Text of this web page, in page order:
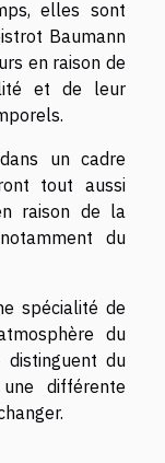
elles sont
Baumann
en raison de
et de leur
un cadre
tout aussi
raison de la
du
spécialité de
du
du
différente